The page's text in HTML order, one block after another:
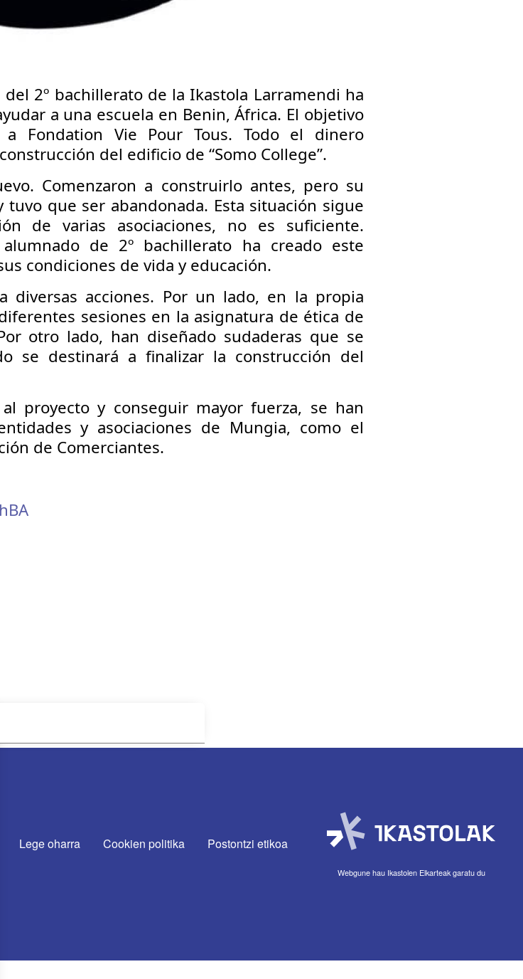
2º bachillerato de la Ikastola Larramendi ha
a una escuela en Benin, África. El objetivo
Fondation Vie Pour Tous. Todo el dinero
del edificio de “Somo College”.
Comenzaron a construirlo antes, pero su
que ser abandonada. Esta situación sigue
de varias asociaciones, no es suficiente.
de 2º bachillerato ha creado este
condiciones de vida y educación.
diversas acciones. Por un lado, en la propia
sesiones en la asignatura de ética de
otro lado, han diseñado sudaderas que se
se destinará a finalizar la construcción del
proyecto y conseguir mayor fuerza, se han
y asociaciones de Mungia, como el
de Comerciantes.
Lege oharra Cookien politika Postontzi etikoa
Webgune hau Ikastolen Elkarteak garatu du